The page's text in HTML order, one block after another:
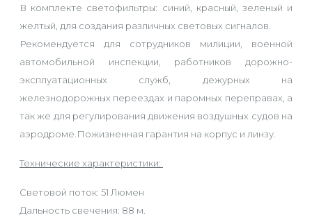
В комплекте светофильтры: синий, красный, зеленый и
желтый, для создания различных световых сигналов.
Рекомендуется для сотрудников милиции, военной
автомобильной инспекции, работников дорожно-
эксплуатационных служб, дежурных на
железнодорожных переездах и паромных переправах, а
так же для регулирования движения воздушных судов на
аэродроме.Пожизненная гарантия на корпус и линзу.
Технические характеристики:
Световой поток: 51 Люмен
Дальность свечения: 88 м.